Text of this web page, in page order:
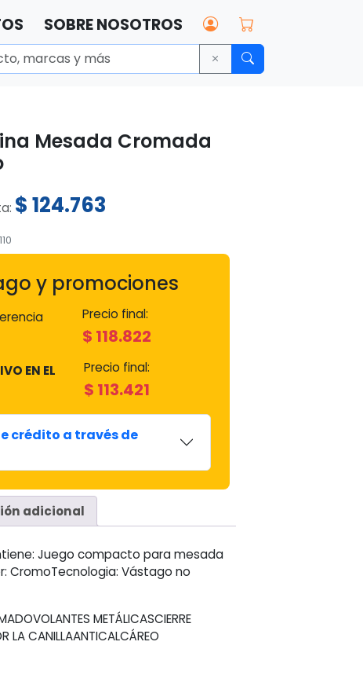
SOBRE NOSOTROS
Mesada Cromada
$124.763
y promociones
Precio final:
$ 118.822
EN EL
Precio final:
$ 113.421
crédito a través de
adicional
Juego compacto para mesada
CromoTecnologia: Vástago no
METÁLICASCIERRE
LA CANILLAANTICALCÁREO